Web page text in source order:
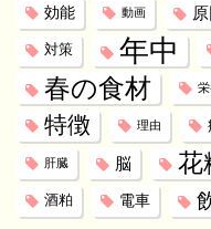
効能 動画
対策 年中
春の食材
特徴 理由
肝臓 脳 花
酒粕 電車